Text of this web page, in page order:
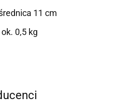
11 cm
0,5 kg